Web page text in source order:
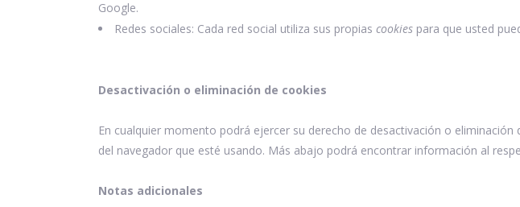
Google.
Redes sociales: Cada red social utiliza sus propias cookies para que usted
Desactivación o eliminación de cookies
En cualquier momento podrá ejercer su derecho de desactivación o
del navegador que esté usando. Más abajo podrá encontrar información al
Notas adicionales